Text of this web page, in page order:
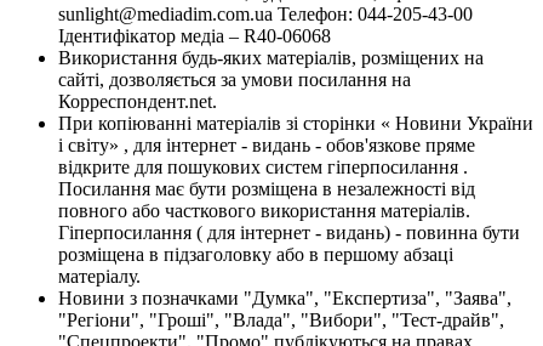
sunlight@mediadim.com.ua Телефон: 044-205-43-00
Ідентифікатор медіа – R40-06068
Використання будь-яких матеріалів, розміщених на
сайті, дозволяється за умови посилання на
Корреспондент.net.
При копіюванні матеріалів зі сторінки « Новини України
і світу» , для інтернет - видань - обов'язкове пряме
відкрите для пошукових систем гіперпосилання .
Посилання має бути розміщена в незалежності від
повного або часткового використання матеріалів.
Гіперпосилання ( для інтернет - видань) - повинна бути
розміщена в підзаголовку або в першому абзаці
матеріалу.
Новини з позначками "Думка", "Експертиза", "Заява",
"Регіони", "Гроші", "Влада", "Вибори", "Тест-драйв",
"Спецпроекти", "Промо" публікуються на правах